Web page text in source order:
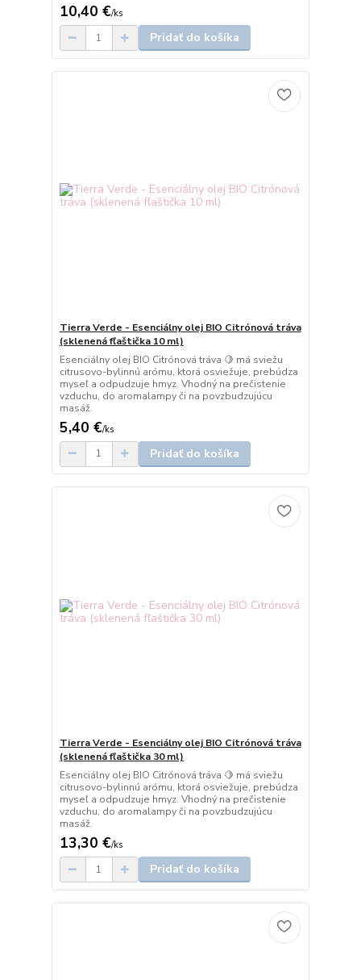
10,40 €/ks
Pridať do košíka
Tierra Verde - Esenciálny olej BIO Citrónová tráva
(sklenená fľaštička 10 ml)
Esenciálny olej BIO Citrónová tráva 🍋 má sviežu
citrusovo-bylinnú arómu, ktorá osviežuje, prebúdza
myseľ a odpudzuje hmyz. Vhodný na prečistenie
vzduchu, do aromalampy či na povzbudzujúcu
masáž.
5,40 €/ks
Pridať do košíka
Tierra Verde - Esenciálny olej BIO Citrónová tráva
(sklenená fľaštička 30 ml)
Esenciálny olej BIO Citrónová tráva 🍋 má sviežu
citrusovo-bylinnú arómu, ktorá osviežuje, prebúdza
myseľ a odpudzuje hmyz. Vhodný na prečistenie
vzduchu, do aromalampy či na povzbudzujúcu
masáž.
13,30 €/ks
Pridať do košíka